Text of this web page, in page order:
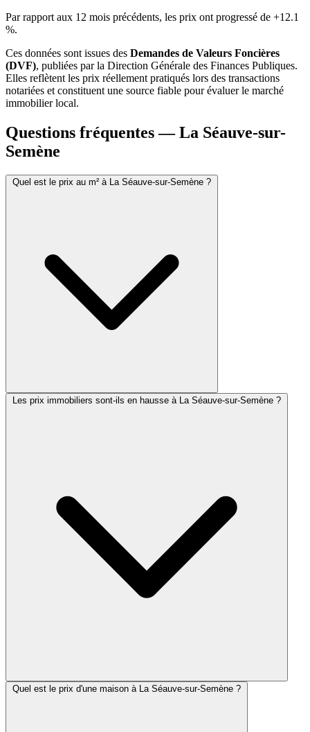
Par rapport aux 12 mois précédents, les prix ont progressé de +12.1
%.
Ces données sont issues des Demandes de Valeurs Foncières
(DVF), publiées par la Direction Générale des Finances Publiques.
Elles reflètent les prix réellement pratiqués lors des transactions
notariées et constituent une source fiable pour évaluer le marché
immobilier local.
Questions fréquentes — La Séauve-sur-
Semène
Quel est le prix au m² à La Séauve-sur-Semène ?
Les prix immobiliers sont-ils en hausse à La Séauve-sur-Semène ?
Quel est le prix d'une maison à La Séauve-sur-Semène ?